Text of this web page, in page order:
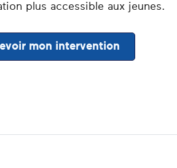
plus accessible aux jeunes.
mon intervention